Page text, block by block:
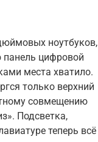
ноутбуков,
панель цифровой
места хватило.
только верхний
совмещению
Подсветка,
теперь всё